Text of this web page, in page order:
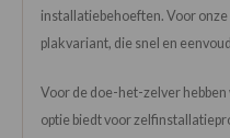
installatiebehoeften. Voor
plakvariant, die snel en
Voor de doe-het-zelver
optie biedt voor